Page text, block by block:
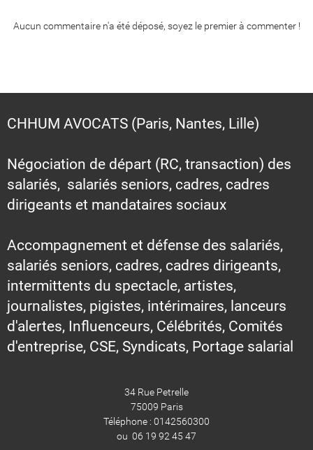
Aucun commentaire n'a été déposé, soyez le premier à commenter !
CHHUM AVOCATS (Paris, Nantes, Lille)
Négociation de départ (RC, transaction) des
salariés, salariés seniors, cadres, cadres
dirigeants et mandataires sociaux
Accompagnement et défense des salariés,
salariés seniors, cadres, cadres dirigeants,
intermittents du spectacle, artistes,
journalistes, pigistes, intérimaires, lanceurs
d'alertes, Influenceurs, Célébrités, Comités
d'entreprise, CSE, Syndicats, Portage salarial
34 Rue Petrelle
75009 Paris
Téléphone : 0142560300
ou 06 19 92 45 47